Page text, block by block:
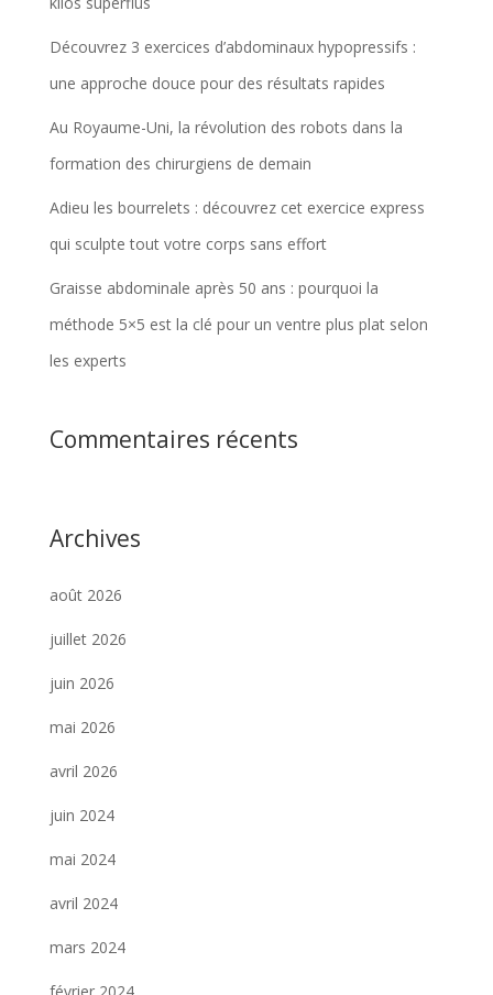
Découvrez 3 exercices d’abdominaux hypopressifs :
une approche douce pour des résultats rapides
Au Royaume-Uni, la révolution des robots dans la
formation des chirurgiens de demain
Adieu les bourrelets : découvrez cet exercice express
qui sculpte tout votre corps sans effort
Graisse abdominale après 50 ans : pourquoi la
méthode 5×5 est la clé pour un ventre plus plat selon
les experts
Commentaires récents
Archives
août 2026
juillet 2026
juin 2026
mai 2026
avril 2026
juin 2024
mai 2024
avril 2024
mars 2024